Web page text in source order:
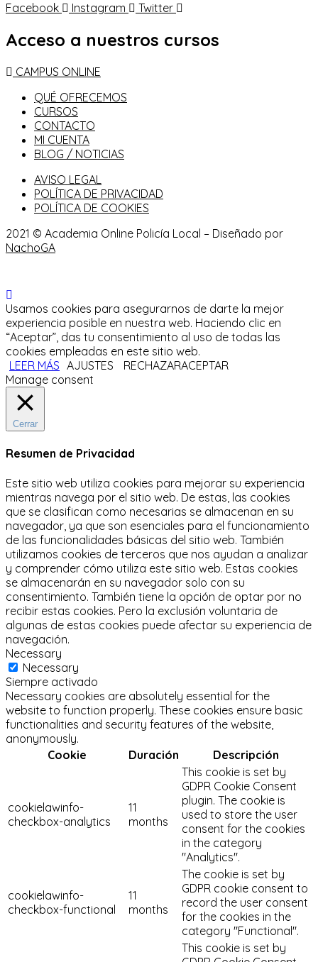
Facebook
Instagram Twitter
Acceso a nuestros cursos
CAMPUS ONLINE
QUÉ OFRECEMOS
CURSOS
CONTACTO
MI CUENTA
BLOG / NOTICIAS
AVISO LEGAL
POLÍTICA DE PRIVACIDAD
POLÍTICA DE COOKIES
2021 © Academia Online Policía Local – Diseñado por
NachoGA
Usamos cookies para asegurarnos de darte la mejor
experiencia posible en nuestra web. Haciendo clic en
“Aceptar”, das tu consentimiento al uso de todas las
cookies empleadas en este sitio web.
LEER MÁS AJUSTES RECHAZARACEPTAR
Manage consent
Cerrar
Resumen de Privacidad
Este sitio web utiliza cookies para mejorar su experiencia
mientras navega por el sitio web. De estas, las cookies
que se clasifican como necesarias se almacenan en su
navegador, ya que son esenciales para el funcionamiento
de las funcionalidades básicas del sitio web. También
utilizamos cookies de terceros que nos ayudan a analizar
y comprender cómo utiliza este sitio web. Estas cookies
se almacenarán en su navegador solo con su
consentimiento. También tiene la opción de optar por no
recibir estas cookies. Pero la exclusión voluntaria de
algunas de estas cookies puede afectar su experiencia de
navegación.
Necessary
Necessary
Siempre activado
Necessary cookies are absolutely essential for the
website to function properly. These cookies ensure basic
functionalities and security features of the website,
anonymously.
Cookie
Duración Descripción
cookielawinfo-
checkbox-analytics
11
months
This cookie is set by
GDPR Cookie Consent
plugin. The cookie is
used to store the user
consent for the cookies
in the category
"Analytics".
cookielawinfo-
checkbox-functional
11
months
The cookie is set by
GDPR cookie consent to
record the user consent
for the cookies in the
category "Functional".
This cookie is set by